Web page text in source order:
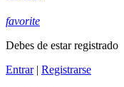
favorite
Debes de estar registrado
Entrar| Registrarse